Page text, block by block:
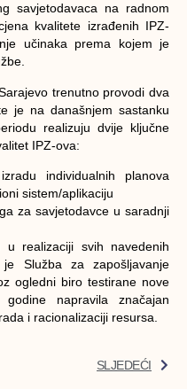
savjetodavaca na radnom
kvalitete izrađenih IPZ-
učinaka prema kojem je
trenutno provodi dva
je na današnjem sastanku
realizuju dvije ključne
IPZ-ova:
individualnih planova
sistem/aplikaciju
za savjetodavce u saradnji
realizaciji svih navedenih
Služba za zapošljavanje
ogledni biro testirane nove
napravila značajan
i racionalizaciji resursa.
SLJEDEĆI